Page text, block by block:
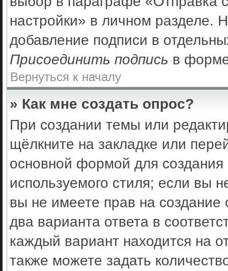
настройки» в личном разделе.
добавление подписи в
Присоединить подпись в
Вернуться к началу
» Как мне создать опрос?
При создании темы или
щёлкните на закладке или
основной формой для
используемого стиля; если вы
вы не имеете прав на
два варианта ответа в
каждый вариант находится на
также можете задать